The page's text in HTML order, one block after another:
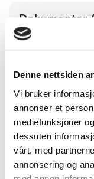
Denne nettsiden
Vi bruker
annonser et
mediefunksjoner
dessuten
vårt, med
annonsering og
Dokumenter
Om
Ilag med tre
kommune veg